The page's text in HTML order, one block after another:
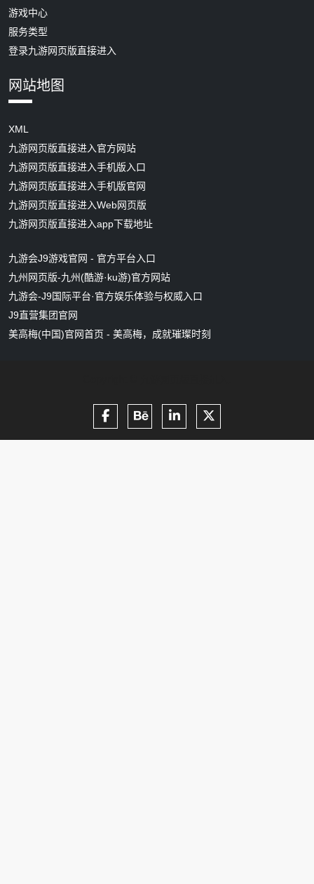
游戏中心
服务类型
登录九游网页版直接进入
网站地图
XML
九游网页版直接进入官方网站
九游网页版直接进入手机版入口
九游网页版直接进入手机版官网
九游网页版直接进入Web网页版
九游网页版直接进入app下载地址
九游会J9游戏官网 - 官方平台入口
九州网页版-九州(酷游·ku游)官方网站
九游会-J9国际平台·官方娱乐体验与权威入口
J9直营集团官网
美高梅(中国)官网首页 - 美高梅，成就璀璨时刻